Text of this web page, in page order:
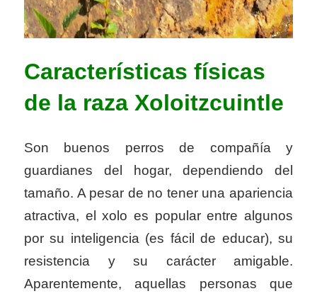
Características físicas
de la raza Xoloitzcuintle
Son buenos perros de compañía y
guardianes del hogar, dependiendo del
tamaño. A pesar de no tener una apariencia
atractiva, el xolo es popular entre algunos
por su inteligencia (es fácil de educar), su
resistencia y su carácter amigable.
Aparentemente, aquellas personas que